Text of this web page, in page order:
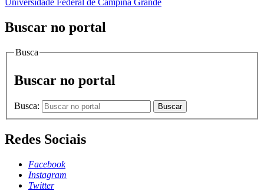
Buscar no portal
Busca
Buscar no portal
Busca: Buscar
Redes Sociais
Facebook
Instagram
Twitter